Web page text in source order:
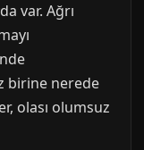
var. Ağrı
birine nerede
olası olumsuz